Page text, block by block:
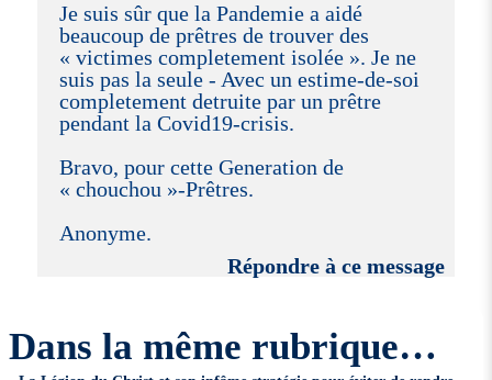
Je suis sûr que la Pandemie a aidé
beaucoup de prêtres de trouver des
« victimes completement isolée ». Je ne
suis pas la seule - Avec un estime-de-soi
completement detruite par un prêtre
pendant la Covid19-crisis.
Bravo, pour cette Generation de
« chouchou »-Prêtres.
Anonyme.
Répondre à ce message
Dans la même rubrique…